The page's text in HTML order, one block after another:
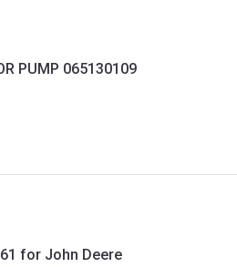
PUMP 065130109
for John Deere